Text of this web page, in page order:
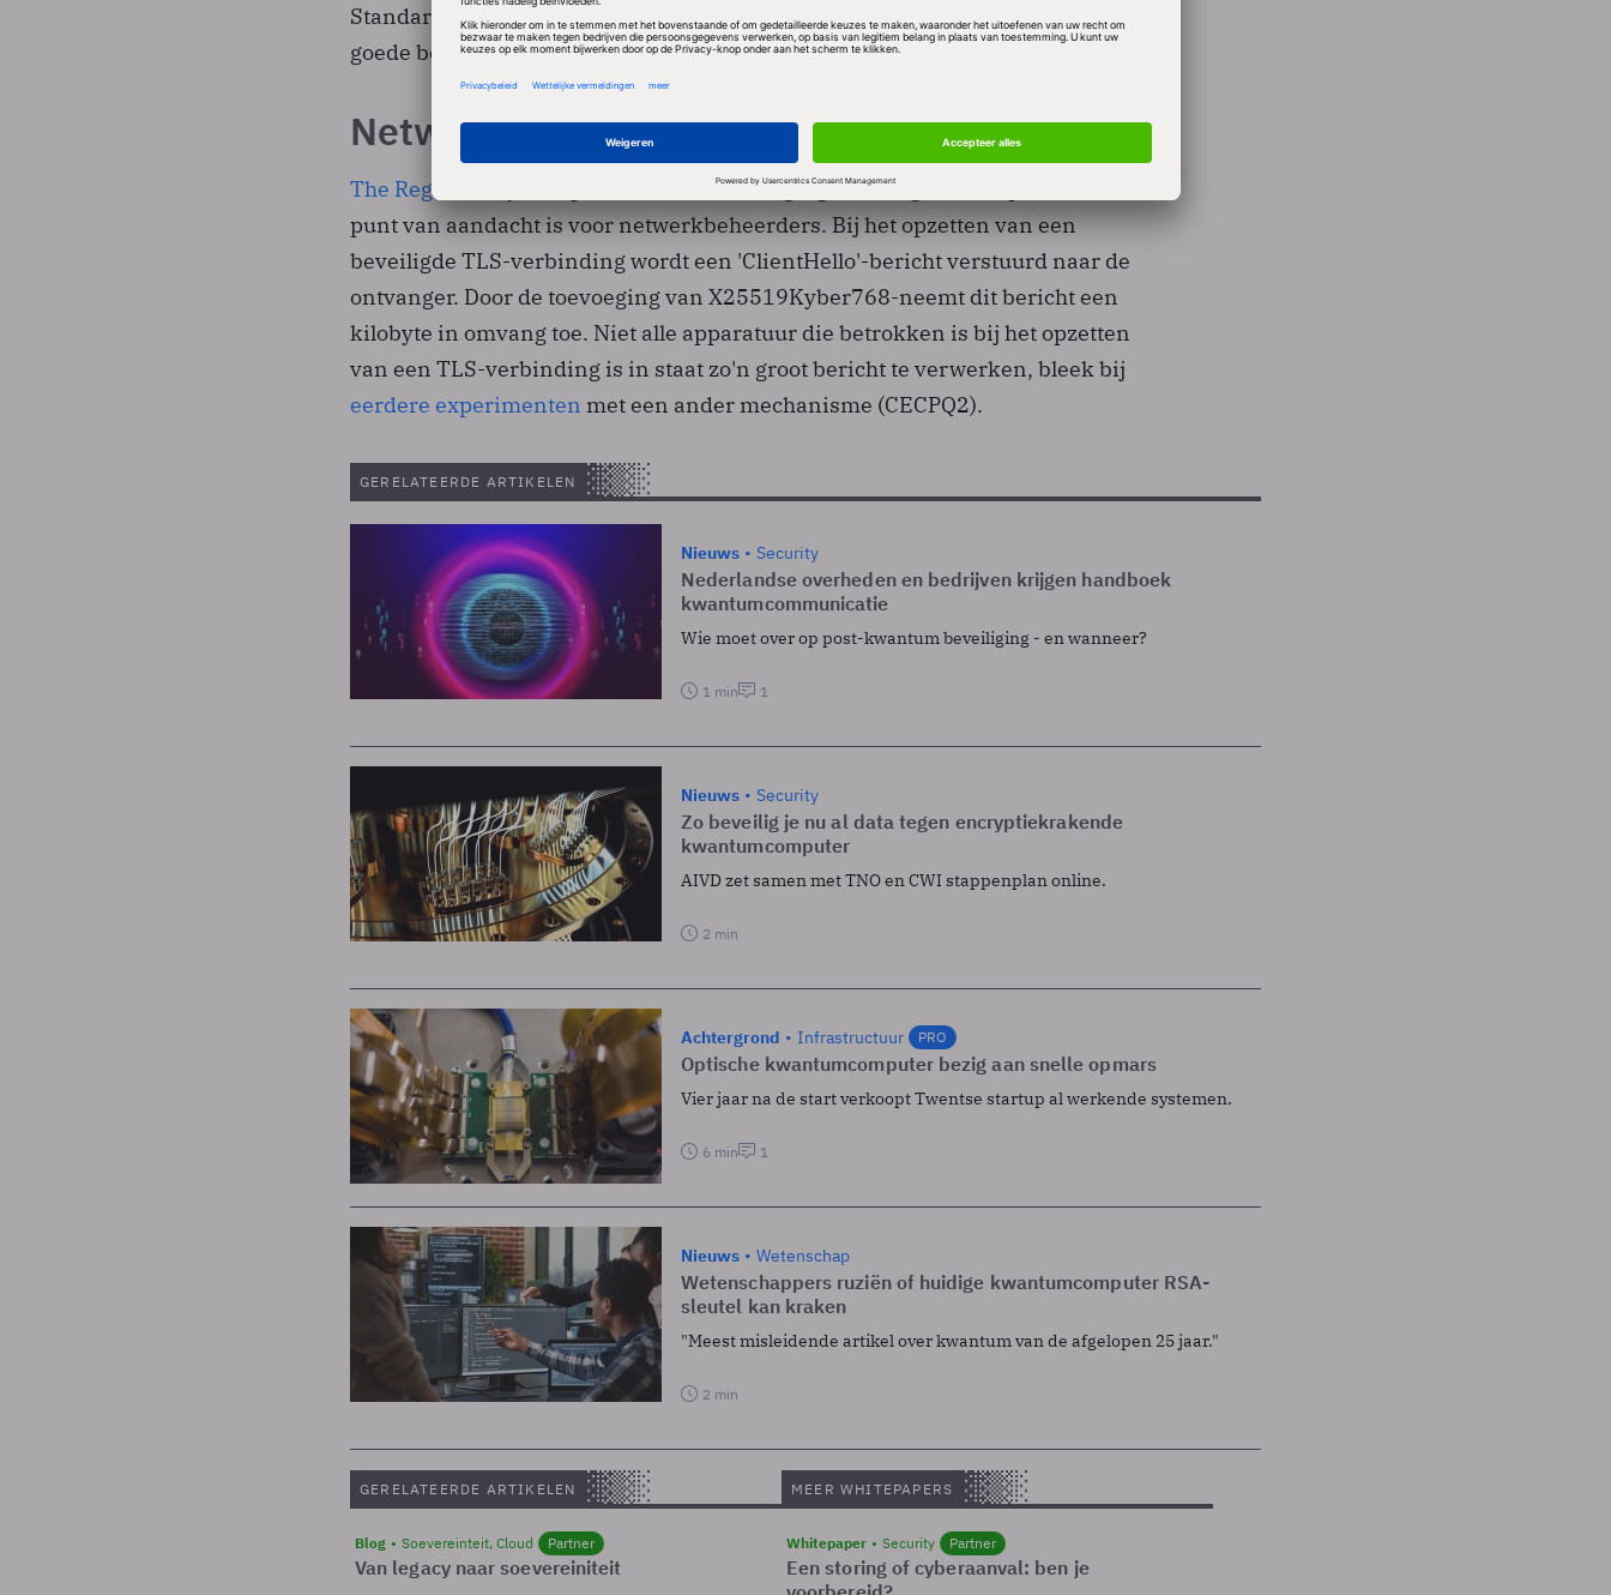
Standards and Technology) is gekozen
als een van de technologieën die
goede bescherming biedt tegen het kwantumgeweld.
Netwerkbeheerders opgelet
The Register
wijst erop dat de extra beveiliging die Google nu toepast wel een
punt van aandacht is voor netwerkbeheerders. Bij het opzetten van een
beveiligde TLS-verbinding wordt een 'ClientHello'-bericht verstuurd naar de
ontvanger. Door de toevoeging van X25519Kyber768-neemt dit bericht een
kilobyte in omvang toe. Niet alle apparatuur die betrokken is bij het opzetten
van een TLS-verbinding is in staat zo'n groot bericht te verwerken, bleek bij
eerdere experimenten met een ander mechanisme (CECPQ2).
GERELATEERDE ARTIKELEN
Nieuws Security
Nederlandse overheden en bedrijven krijgen handboek
kwantumcommunicatie
Wie moet over op post-kwantum beveiliging - en wanneer?
1 min 1
Nieuws Security
Zo beveilig je nu al data tegen encryptiekrakende
kwantumcomputer
AIVD zet samen met TNO en CWI stappenplan online.
2 min
Achtergrond Infrastructuur PRO
Optische kwantumcomputer bezig aan snelle opmars
Vier jaar na de start verkoopt Twentse startup al werkende systemen.
6 min 1
Nieuws Wetenschap
Wetenschappers ruziën of huidige kwantumcomputer RSA-
sleutel kan kraken
"Meest misleidende artikel over kwantum van de afgelopen 25 jaar."
2 min
GERELATEERDE ARTIKELEN
Blog Soevereinteit, Cloud Partner
Van legacy naar soevereiniteit
MEER WHITEPAPERS
Whitepaper Security Partner
Een storing of cyberaanval: ben je